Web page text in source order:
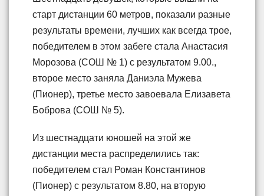
старт дистанции 60 метров, показали разные
результаты времени, лучших как всегда трое,
победителем в этом забеге стала Анастасия
Морозова (СОШ № 1) с результатом 9.00.,
второе место заняла Даниэла Мужева
(Пионер), третье место завоевала Елизавета
Боброва (СОШ № 5).
Из шестнадцати юношей на этой же
дистанции места распределились так:
победителем стал Роман Константинов
(Пионер) с результатом 8.80, на вторую